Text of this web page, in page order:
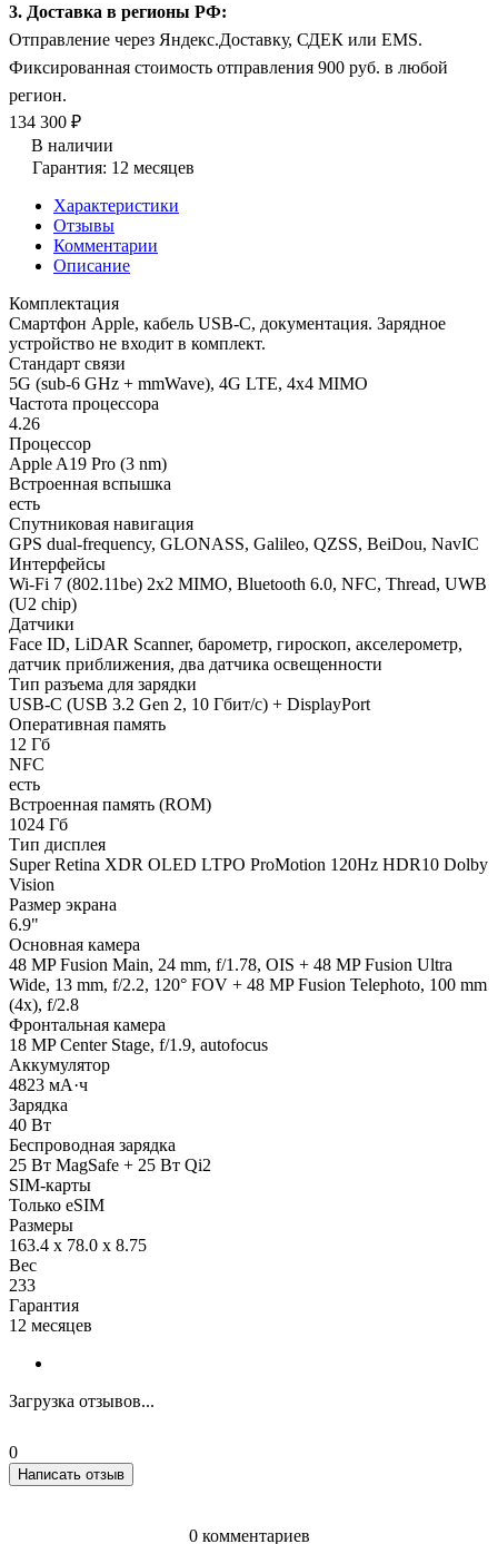
3. Доставка в регионы РФ:
Отправление через Яндекс.Доставку, СДЕК или EMS.
Фиксированная стоимость отправления 900 руб. в любой
регион.
134 300 ₽
В наличии
Гарантия: 12 месяцев
Характеристики
Отзывы
Комментарии
Описание
Комплектация
Смартфон Apple, кабель USB-C, документация. Зарядное
устройство не входит в комплект.
Стандарт связи
5G (sub-6 GHz + mmWave), 4G LTE, 4x4 MIMO
Частота процессора
4.26
Процессор
Apple A19 Pro (3 nm)
Встроенная вспышка
есть
Спутниковая навигация
GPS dual-frequency, GLONASS, Galileo, QZSS, BeiDou, NavIC
Интерфейсы
Wi-Fi 7 (802.11be) 2x2 MIMO, Bluetooth 6.0, NFC, Thread, UWB
(U2 chip)
Датчики
Face ID, LiDAR Scanner, барометр, гироскоп, акселерометр,
датчик приближения, два датчика освещенности
Тип разъема для зарядки
USB-C (USB 3.2 Gen 2, 10 Гбит/с) + DisplayPort
Оперативная память
12 Гб
NFC
есть
Встроенная память (ROM)
1024 Гб
Тип дисплея
Super Retina XDR OLED LTPO ProMotion 120Hz HDR10 Dolby
Vision
Размер экрана
6.9"
Основная камера
48 MP Fusion Main, 24 mm, f/1.78, OIS + 48 MP Fusion Ultra
Wide, 13 mm, f/2.2, 120° FOV + 48 MP Fusion Telephoto, 100 mm
(4x), f/2.8
Фронтальная камера
18 MP Center Stage, f/1.9, autofocus
Аккумулятор
4823 мА·ч
Зарядка
40 Вт
Беспроводная зарядка
25 Вт MagSafe + 25 Вт Qi2
SIM-карты
Только eSIM
Размеры
163.4 x 78.0 x 8.75
Вес
233
Гарантия
12 месяцев
Загрузка отзывов...
0
Написать отзыв
0 комментариев